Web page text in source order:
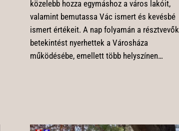
közelebb hozza egymáshoz a város lakóit,
valamint bemutassa Vác ismert és kevésbé
ismert értékeit. A nap folyamán a résztvevők
betekintést nyerhettek a Városháza
működésébe, emellett több helyszínen…